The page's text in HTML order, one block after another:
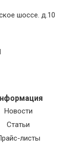
шоссе. д.10
Новости
Статьи
листы